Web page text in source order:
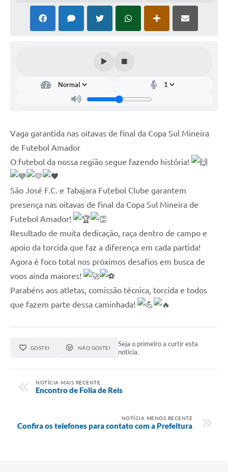
Vaga garantida nas oitavas de final da Copa Sul Mineira
de Futebol Amador
O futebol da nossa região segue fazendo história!
São José F.C. e Tabajara Futebol Clube garantem
presença nas oitavas de final da Copa Sul Mineira de
Futebol Amador!
Resultado de muita dedicação, raça dentro de campo e
apoio da torcida que faz a diferença em cada partida!
Agora é foco total nos próximos desafios em busca de
voos ainda maiores!
Parabéns aos atletas, comissão técnica, torcida e todos
que fazem parte dessa caminhada!
GOSTEI NÃO GOSTEI
Seja o primeiro a curtir esta
notícia.
NOTÍCIA MAIS RECENTE
Encontro de Folia de Reis
NOTÍCIA MENOS RECENTE
Confira os telefones para contato com a Prefeitura